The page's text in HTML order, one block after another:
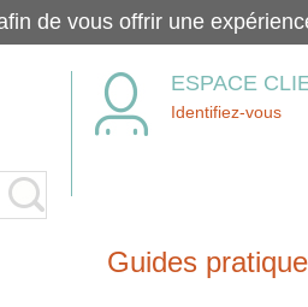
ESPACE
Identifiez-vous
Guides
de vous offrir une